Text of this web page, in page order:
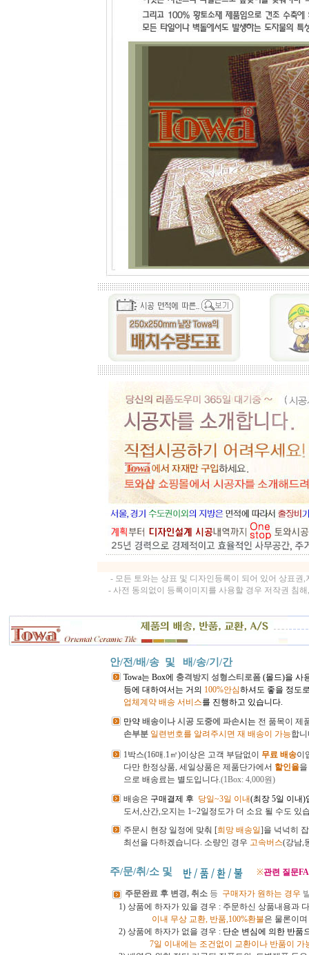
- 모든 토와는 상표 및 디자인등록이 되어 있어 상표
- 사전 동의없이 등록이미지를 사용할 경우 저작권 침
안/전/배/송 및 배/송/기/간
Towa는 Box에 충격방지 성형스티로폼 (몰드)을 사
등에 대하여서는 거의 100%안심하셔도 좋을 정도
업체계약 배송 서비스를 진행하고 있습니다.
만약 배송이나 시공 도중에 파손시는 전 품목이 제
손부분 일련번호를 알려주시면 재 배송이 가능합
1박스(16매.1㎡)이상은 고객 부담없이 무료 배송이
다만 한정상품, 세일상품은 제품단가에서 할인율을
으로 배송료는 별도입니다.(1Box: 4,000원)
배송은 구매결제 후 당일~3일 이내(최장 5일 이내)
도서,산간,오지는 1~2일정도가 더 소요 될 수도 있
주문시 현장 일정에 맞춰 [희망 배송일]을 넉넉히
최선을 다하겠습니다. 소량인 경우 고속버스(강남,
주/문/취/소 및 ※관련 질문
주문완료 후 변경, 취소등 구매자가 원하는 경우
1) 상품에 하자가 있을 경우 : 주문하신 상품내용과
이내 무상 교환, 반품,100%환불은 물론이며
2) 상품에 하자가 없을 경우 : 단순 변심에 의한 반품
7일 이내에는 조건없이 교환이나 반품이 가